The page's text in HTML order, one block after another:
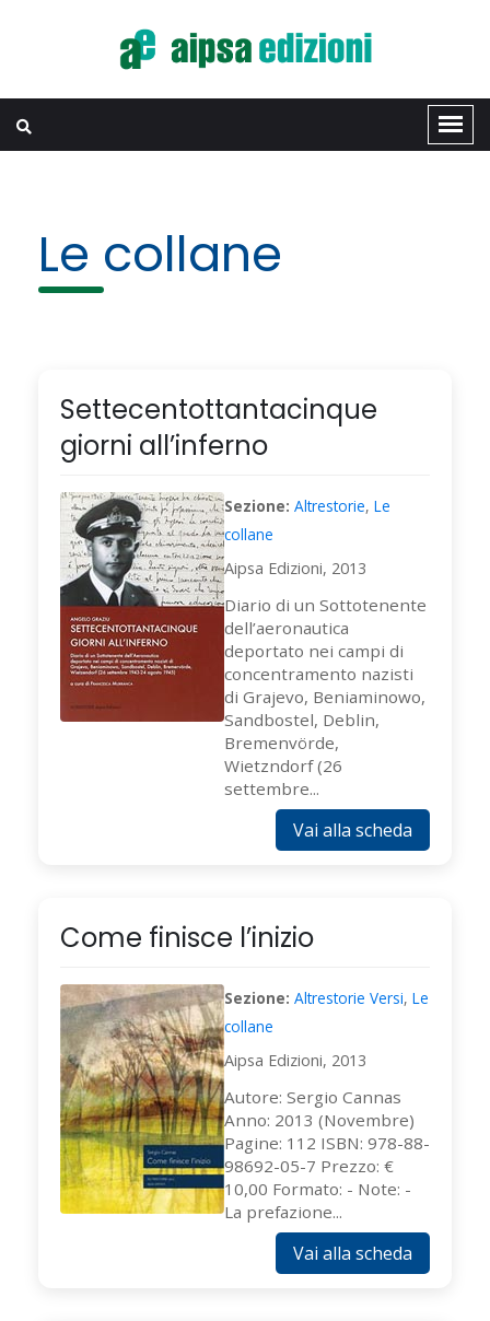
Le collane
Settecentottantacinque
giorni all’inferno
Sezione: Altrestorie, Le
collane
Aipsa Edizioni, 2013
Diario di un Sottotenente
dell’aeronautica
deportato nei campi di
concentramento nazisti
di Grajevo, Beniaminowo,
Sandbostel, Deblin,
Bremenvörde,
Wietzndorf (26
settembre...
Vai alla scheda
Come finisce l’inizio
Sezione: Altrestorie Versi, Le
collane
Aipsa Edizioni, 2013
Autore: Sergio Cannas
Anno: 2013 (Novembre)
Pagine: 112 ISBN: 978-88-
98692-05-7 Prezzo: €
10,00 Formato: - Note: -
La prefazione...
Vai alla scheda